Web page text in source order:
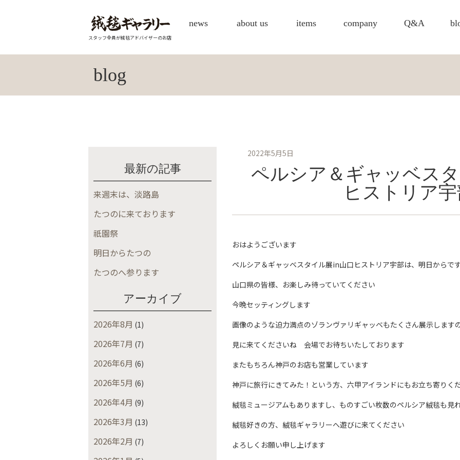
スタッフ全員が絨毯アドバイザーのお店
news about us items company Q&A
blog
最新の記事
来週末は、淡路島
たつのに来ております
祇園祭
明日からたつの
たつのへ参ります
アーカイブ
2026年8月 (1)
2026年7月 (7)
2026年6月 (6)
2026年5月 (6)
2026年4月 (9)
2026年3月 (13)
2026年2月 (7)
2022年5月5日
ペルシア＆ギャッベス
ヒストリア
おはようございます
ペルシア＆ギャッベスタイル展in山口ヒストリア宇部は、明日からで
山口県の皆様、お楽しみ待っていてください
今晩セッティングします
画像のような迫力満点のゾランヴァリギャッベもたくさん展示しますの
見に来てくださいね 会場でお待ちいたしております
またもちろん神戸のお店も営業しています
神戸に旅行にきてみた！という方、六甲アイランドにもお立ち寄りく
絨毯ミュージアムもありますし、ものすごい枚数のペルシア絨毯も見
絨毯好きの方、絨毯ギャラリーへ遊びに来てください
よろしくお願い申し上げます